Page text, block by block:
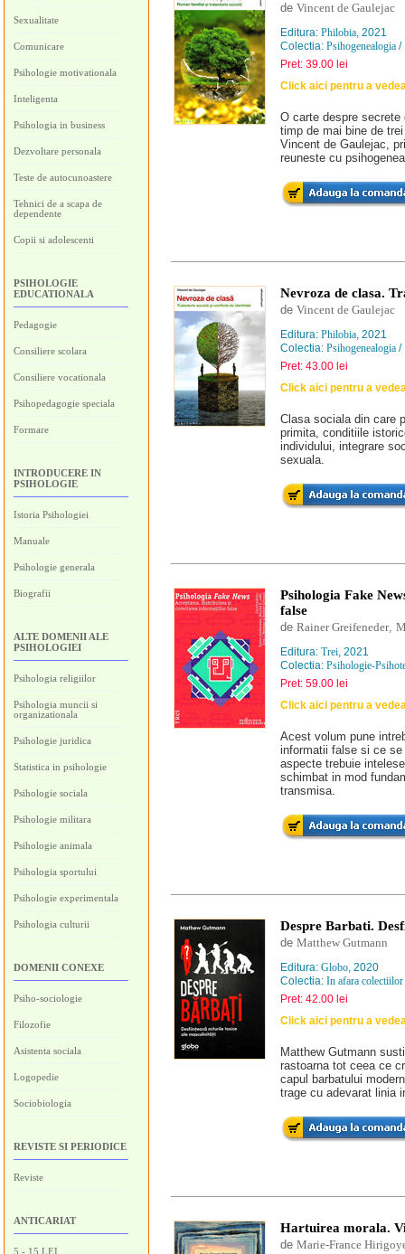
Sexualitate
Comunicare
Psihologie motivationala
Inteligenta
Psihologia in business
Dezvoltare personala
Teste de autocunoastere
Tehnici de a scapa de
dependente
Copii si adolescenti
PSIHOLOGIE
EDUCATIONALA
Pedagogie
Consiliere scolara
Consiliere vocationala
Psihopedagogie speciala
Formare
INTRODUCERE IN
PSIHOLOGIE
Istoria Psihologiei
Manuale
Psihologie generala
Biografii
ALTE DOMENII ALE
PSIHOLOGIEI
Psihologia religiilor
Psihologia muncii si
organizationala
Psihologie juridica
Statistica in psihologie
Psihologie sociala
Psihologie militara
Psihologie animala
Psihologia sportului
Psihologie experimentala
Psihologia culturii
DOMENII CONEXE
Psiho-sociologie
Filozofie
Asistenta sociala
Logopedie
Sociobiologia
REVISTE SI PERIODICE
Reviste
ANTICARIAT
5 - 15 LEI
de Vincent de Gaulejac
Editura: Philobia, 2021
Colectia: Psihogenealogia /
Pret: 39.00 lei
Click aici pentru a
O carte despre
timp de mai bine de
Vincent de Gaulejac,
reuneste cu
Nevroza de clasa.
de Vincent de Gaulejac
Editura: Philobia, 2021
Colectia: Psihogenealogia /
Pret: 43.00 lei
Click aici pentru a
Clasa sociala din care
primita, conditiile
individului, integrare
sexuala.
Psihologia Fake
false
de Rainer Greifeneder,
Editura: Trei, 2021
Colectia: Psihologie-
Pret: 59.00 lei
Click aici pentru a
Acest volum pune
informatii false si ce
aspecte trebuie
schimbat in mod
transmisa.
Despre Barbati.
de Matthew Gutmann
Editura: Globo, 2020
Colectia: In afara colectiilor
Pret: 42.00 lei
Click aici pentru a
Matthew Gutmann
rastoarna tot ceea ce
capul barbatului
trage cu adevarat linia
Hartuirea morala.
de Marie-France